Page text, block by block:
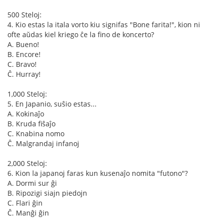
500 Steloj:
4. Kio estas la itala vorto kiu signifas "Bone farita!", kion ni
ofte aŭdas kiel kriego ĉe la fino de koncerto?
A. Bueno!
B. Encore!
C. Bravo!
Ĉ. Hurray!
1,000 Steloj:
5. En Japanio, suŝio estas...
A. Kokinaĵo
B. Kruda fiŝaĵo
C. Knabina nomo
Ĉ. Malgrandaj infanoj
2,000 Steloj:
6. Kion la japanoj faras kun kusenaĵo nomita "futono"?
A. Dormi sur ĝi
B. Ripozigi siajn piedojn
C. Flari ĝin
Ĉ. Manĝi ĝin